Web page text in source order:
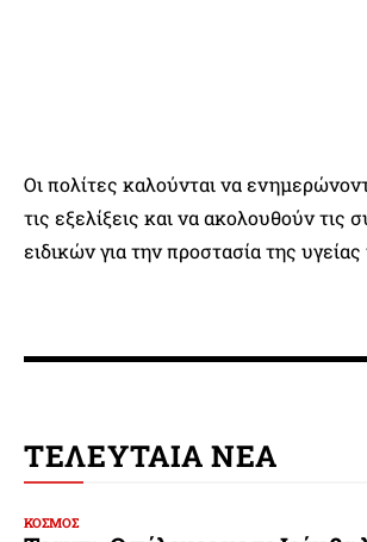
Οι πολίτες καλούνται να
τις εξελίξεις και να ακολουθούν τις
ειδικών για την προστασία της υγείας
ΤΕΛΕΥΤΑΙΑ ΝΕΑ
ΚΟΣΜΟΣ